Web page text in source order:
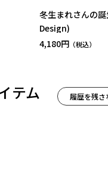
冬生まれさんの
Design)
4,180円
テム 履歴を残さ